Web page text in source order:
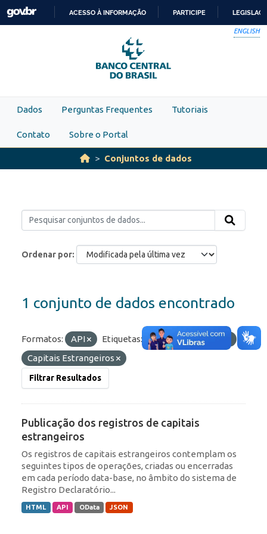
Skip to main content
PARA
O
CONTEÚDO
ACESSO À INFORMAÇÃO PARTICIPE
ENGLISH
Dados Perguntas Frequentes Tutoriais
Contato Sobre o Portal
Conjuntos de dados
Ordenar por
1 conjunto de dados encontrado
Formatos: API Etiquetas: Portfólio
IED
Capitais Estrangeiros
Filtrar Resultados
Publicação dos registros de capitais
estrangeiros
Os registros de capitais estrangeiros contemplam os
seguintes tipos de operações, criadas ou encerradas
em cada período data-base, no âmbito do sistema de
Registro Declaratório...
HTML API OData JSON